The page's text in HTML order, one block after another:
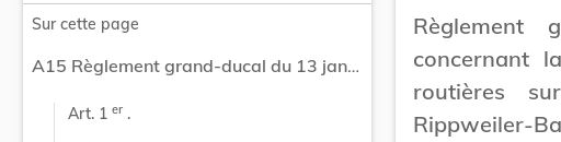
Sur cette page
A15 Règlement grand-ducal du 13 janvier 2002 concernant la réglementation et la signalisation routières sur la route N12 entre Saeul et Rippweiler-Barrière.
Art. 1 er .
Règlement
concernant
routières
Rippweiler-